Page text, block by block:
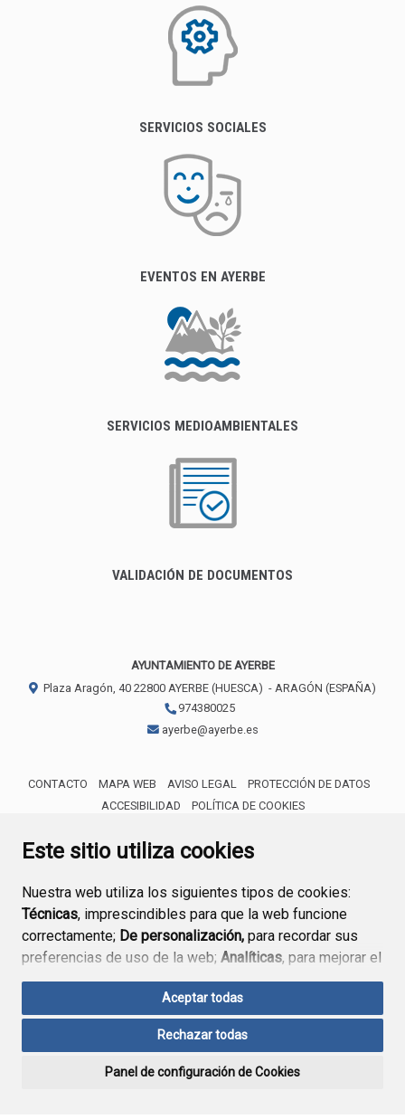
Este sitio utiliza cookies
Nuestra web utiliza los siguientes tipos de cookies:
Técnicas, imprescindibles para que la web funcione
correctamente; De personalización, para recordar sus
preferencias de uso de la web; Analíticas, para mejorar el
funcionamiento de la web y sus servicios.
Si acepta pulsando el botón“Aceptar todas”
consideramos que acepta su uso. Si pulsa el botón
ninguna acción, se guardarán las cookies técnicas
Aceptar todas
Rechazar todas
Panel de configuración de Cookies
SERVICIOS SOCIALES
EVENTOS EN AYERBE
SERVICIOS MEDIOAMBIENTALES
VALIDACIÓN DE DOCUMENTOS
AYUNTAMIENTO DE AYERBE
Plaza Aragón, 40 22800 AYERBE (HUESCA) - ARAGÓN (ESPAÑA)
974380025
ayerbe@ayerbe.es
CONTACTO MAPA WEB AVISO LEGAL
PROTECCIÓN DE DATOS
ACCESIBILIDAD
POLÍTICA DE COOKIES